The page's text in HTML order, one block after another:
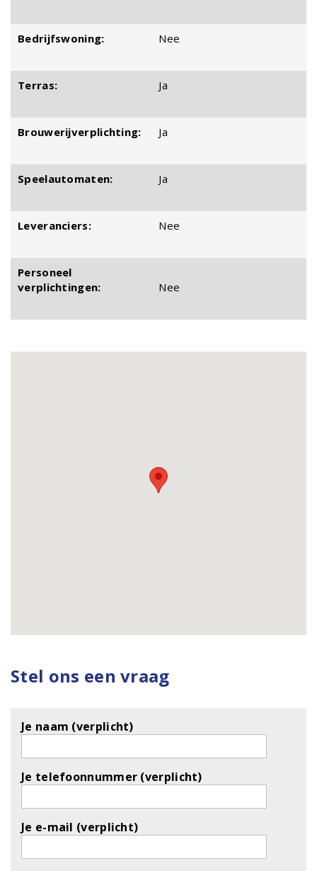
Bedrijfswoning: Nee
Terras: Ja
Brouwerijverplichting: Ja
Speelautomaten: Ja
Leveranciers: Nee
Personeel
verplichtingen:
Nee
Stel ons een vraag
Je naam (verplicht)
Je telefoonnummer (verplicht)
Je e-mail (verplicht)